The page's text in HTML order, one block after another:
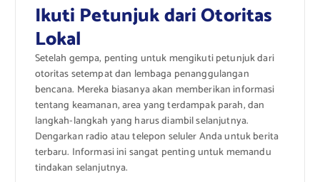
Ikuti Petunjuk dari Otoritas
Lokal
Setelah gempa, penting untuk mengikuti petunjuk dari
otoritas setempat dan lembaga penanggulangan
bencana. Mereka biasanya akan memberikan informasi
tentang keamanan, area yang terdampak parah, dan
langkah-langkah yang harus diambil selanjutnya.
Dengarkan radio atau telepon seluler Anda untuk berita
terbaru. Informasi ini sangat penting untuk memandu
tindakan selanjutnya.